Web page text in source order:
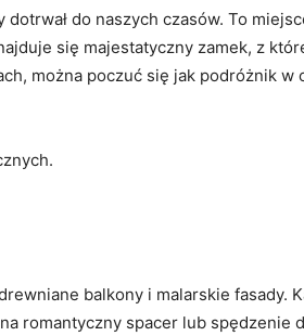
do naszych czasów. To
się⁢ majestatyczny zamek,‌ z
można poczuć się jak podróżnik‍ w
balkony i malarskie fasady.
romantyczny spacer lub spędzenie